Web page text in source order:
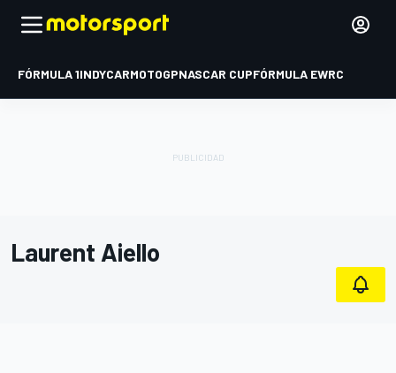
FÓRMULA 1INDYCARMOTOGPNASCAR CUPFÓRMULA EWRC
Laurent Aiello